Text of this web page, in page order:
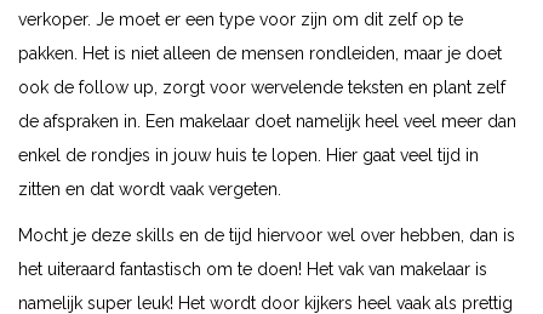
verkoper. Je moet er een type voor zijn om dit zelf op te
pakken. Het is niet alleen de mensen rondleiden, maar je doet
ook de follow up, zorgt voor wervelende teksten en plant zelf
de afspraken in. Een makelaar doet namelijk heel veel meer dan
enkel de rondjes in jouw huis te lopen. Hier gaat veel tijd in
zitten en dat wordt vaak vergeten.
Mocht je deze skills en de tijd hiervoor wel over hebben, dan is
het uiteraard fantastisch om te doen! Het vak van makelaar is
namelijk super leuk! Het wordt door kijkers heel vaak als prettig